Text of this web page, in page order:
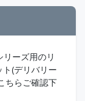
ーズ用のリ
(デリバリー
ちらご確認下